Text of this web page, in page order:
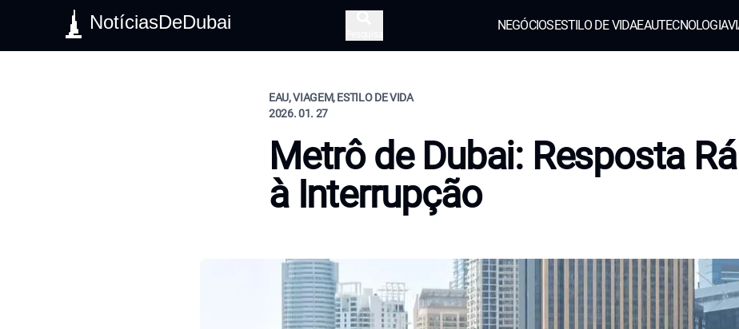
NotíciasDeDubai NEGÓCIOSESTILO DE VIDAEAUTECNOLOGIA
EAU, VIAGEM, ESTILO DE VIDA
2026. 01. 27
Metrô de Dubai: Resposta
à Interrupção